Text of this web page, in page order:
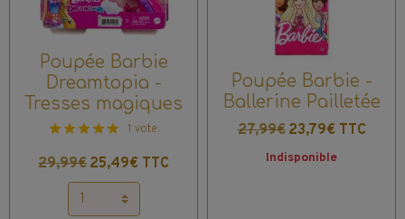
Poupée Barbie
Dreamtopia -
Tresses magiques
1 vote.
29,99€ 25,49€ TTC
Poupée Barbie -
Ballerine Pailletée
27,99€ 23,79€ TTC
Indisponible